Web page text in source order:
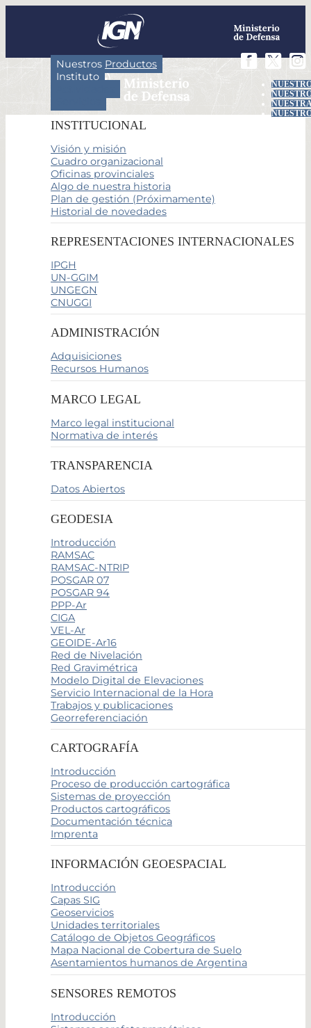
Nuestros Productos
Instituto
INSTITUCIONAL
Visión y misión
Cuadro organizacional
Oficinas provinciales
Algo de nuestra historia
Plan de gestión (Próximamente)
Historial de novedades
REPRESENTACIONES INTERNACIONALES
IPGH
UN-GGIM
UNGEGN
CNUGGI
ADMINISTRACIÓN
Adquisiciones
Recursos Humanos
MARCO LEGAL
Marco legal institucional
Normativa de interés
TRANSPARENCIA
Datos Abiertos
GEODESIA
Introducción
RAMSAC
RAMSAC-NTRIP
POSGAR 07
POSGAR 94
PPP-Ar
CIGA
VEL-Ar
GEOIDE-Ar16
Red de Nivelación
Red Gravimétrica
Modelo Digital de Elevaciones
Servicio Internacional de la Hora
Trabajos y publicaciones
Georreferenciación
CARTOGRAFÍA
Introducción
Proceso de producción cartográfica
Sistemas de proyección
Productos cartográficos
Documentación técnica
Imprenta
INFORMACIÓN GEOESPACIAL
Introducción
Capas SIG
Geoservicios
Unidades territoriales
Catálogo de Objetos Geográficos
Mapa Nacional de Cobertura de Suelo
Asentamientos humanos de Argentina
SENSORES REMOTOS
Introducción